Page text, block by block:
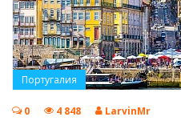
Португалия
0 4 848 LarvinMr